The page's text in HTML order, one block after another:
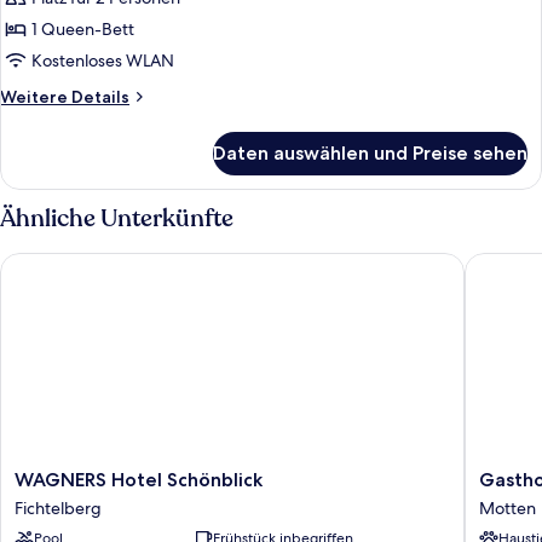
Doppelzimmer
anzeigen
1 Queen-Bett
Kostenloses WLAN
Weitere Details
Weitere
Doppelzimmer
Daten auswählen und Preise sehen
Ähnliche Unterkünfte
WAGNERS
Hotel
Schönblick
WAGNERS Hotel Schönblick
Fichtelberg
Pool Frühstück inbegriffen
WAGNERS Hotel Schönblick
Gasthof
zum
Biber
Motten
Gasthof